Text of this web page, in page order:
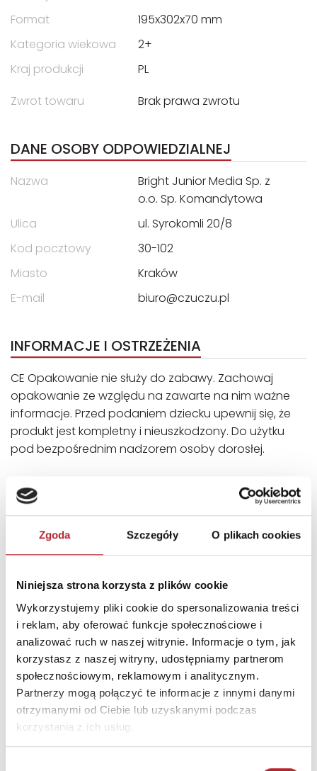
Zgoda Szczegóły O plikach cookies
Niniejsza strona korzysta z plików cookie
Wykorzystujemy pliki cookie do spersonalizowania treści
i reklam, aby oferować funkcje społecznościowe i
analizować ruch w naszej witrynie. Informacje o tym, jak
korzystasz z naszej witryny, udostępniamy partnerom
społecznościowym, reklamowym i analitycznym.
Partnerzy mogą połączyć te informacje z innymi danymi
otrzymanymi od Ciebie lub uzyskanymi podczas
korzystania z ich usług.
Format
195x302x70 mm
Kategoria wiekowa
2+
Kraj produkcji
PL
Zwrot towaru
Brak prawa zwrotu
DANE OSOBY ODPOWIEDZIALNEJ
Nazwa
Bright Junior Media Sp. z
o.o. Sp. Komandytowa
Ulica
ul. Syrokomli 20/8
Kod pocztowy
30-102
Miasto
Kraków
E-mail
biuro@czuczu.pl
INFORMACJE I OSTRZEŻENIA
CE Opakowanie nie służy do zabawy. Zachowaj
opakowanie ze względu na zawarte na nim ważne
informacje. Przed podaniem dziecku upewnij się, że
produkt jest kompletny i nieuszkodzony. Do użytku
pod bezpośrednim nadzorem osoby dorosłej.
INNI KLIENCI KUPOWALI
Puzzle 24 Moto Traktor CzuCzu
Bright Junior Media
69,90zł